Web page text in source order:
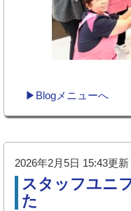
▶Blogメニューへ
2026年2月5日 15:43更新
スタッフユニ
た